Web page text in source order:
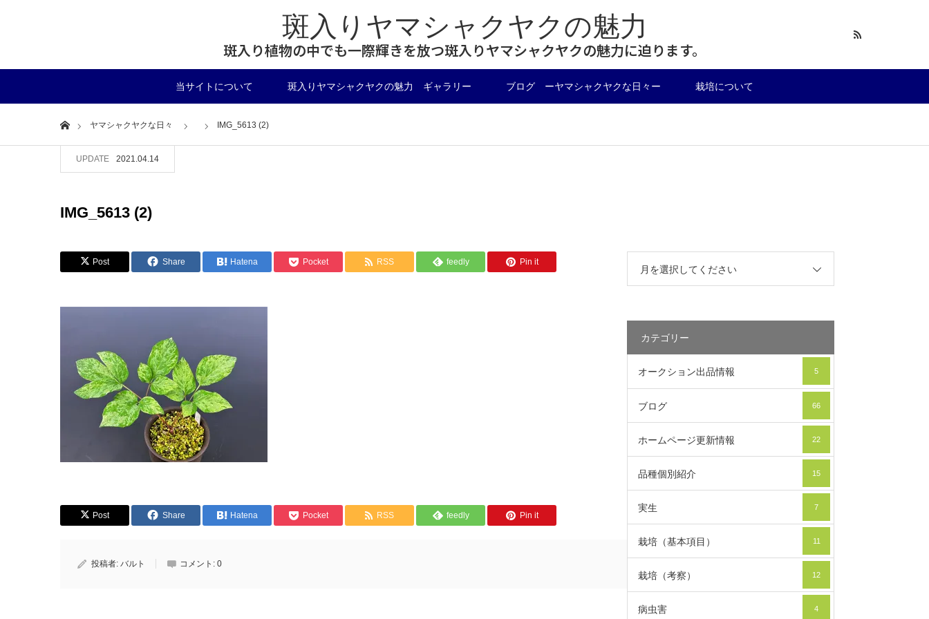
斑入りヤマシャクヤクの魅力
斑入り植物の中でも一際輝きを放つ斑入りヤマシャクヤクの魅力に迫ります。
当サイトについて 斑入りヤマシャクヤクの魅力 ギャラリー ブログ ーヤマシャクヤクな日々ー 栽培について
Homeヤマシャクヤクな日々 IMG_5613 (2)
UPDATE 2021.04.14
IMG_5613 (2)
Post Share Hatena Pocket RSS feedly Pin it
Post Share Hatena Pocket RSS feedly Pin it
投稿者: バルト コメント: 0
月を選択してください
カテゴリー
オークション出品情報 5
ブログ 66
ホームページ更新情報 22
品種個別紹介 15
実生 7
栽培（基本項目） 11
栽培（考察） 12
病虫害 4